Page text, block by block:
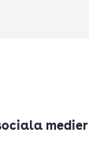
medier